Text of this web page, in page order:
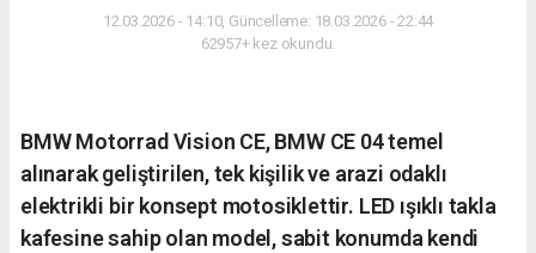
12.03.2026 - 14:10, Güncelleme: 18.03.2026 - 22:44
62957+ kez okundu.
BMW Motorrad Vision CE, BMW CE 04 temel
alınarak geliştirilen, tek kişilik ve arazi odaklı
elektrikli bir konsept motosiklettir. LED ışıklı takla
kafesine sahip olan model, sabit konumda kendi